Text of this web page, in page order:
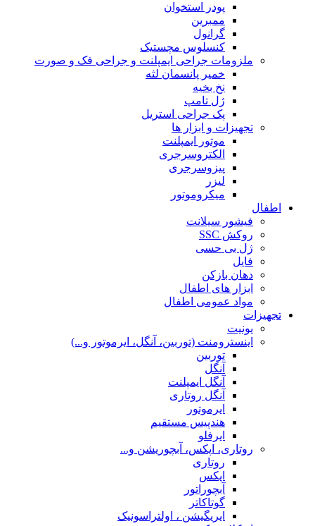
پودر استخوان
ممبرین
گرانول
کنسلوس مچستیک
ملزومات جراحی ایمپلنت و جراحی فک و صورت
خمیر پانسمان لثه
نخ بخیه
ژل تامپ
پک جراحی استریل
تجهیزات و ابزار ها
موتور ایمپلنت
الکتروسرجری
پیزوسرجری
لیزر
میکروموتور
اطفال
فیشور سیلانت
روکش SSC
ژل بی حسی
فایل
دهان بازکن
ابزار های اطفال
مواد عمومی اطفال
تجهیزات
یونیت
اینسترومنت (توربین، آنگل، ایرموتور و...)
توربین
آنگل
آنگل ایمپلنت
آنگل روتاری
ایرموتور
هندپیس مستقیم
ایرفلو
روتاری، اپکس، آبچوریشن و...
روتاری
اپکس
آبچوراتور
گوتاکاتر
ایریگیشن ، اولتراسونیک